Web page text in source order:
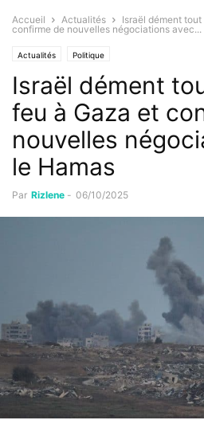
Accueil Actualités
Israël dément
confirme de nouvelles négociations avec...
Actualités Politique
Israël dément
feu à Gaza et
nouvelles
le Hamas
Par Rizlene - 06/10/2025